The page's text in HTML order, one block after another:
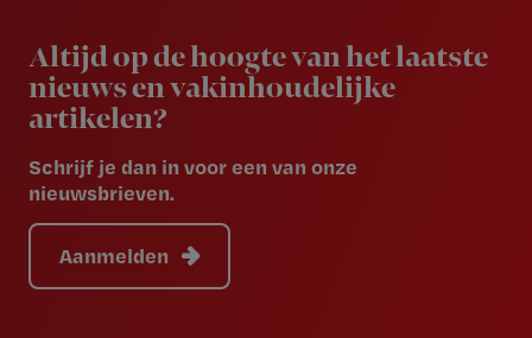
Altijd op de hoogte van het laatste
nieuws en vakinhoudelijke
artikelen?
Schrijf je dan in voor een van onze
nieuwsbrieven.
Aanmelden